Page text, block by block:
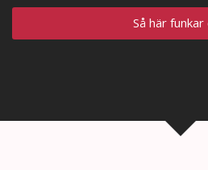
Så här funkar